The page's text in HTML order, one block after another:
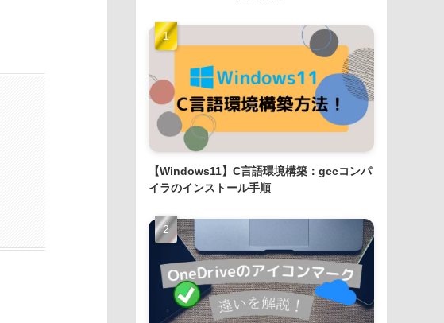
【Windows11】C言語環境構築：gccコンパ
イラのインストール手順